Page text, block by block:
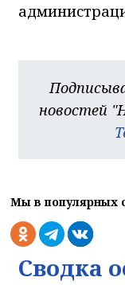
новостей
Мы в популярных
Сводка